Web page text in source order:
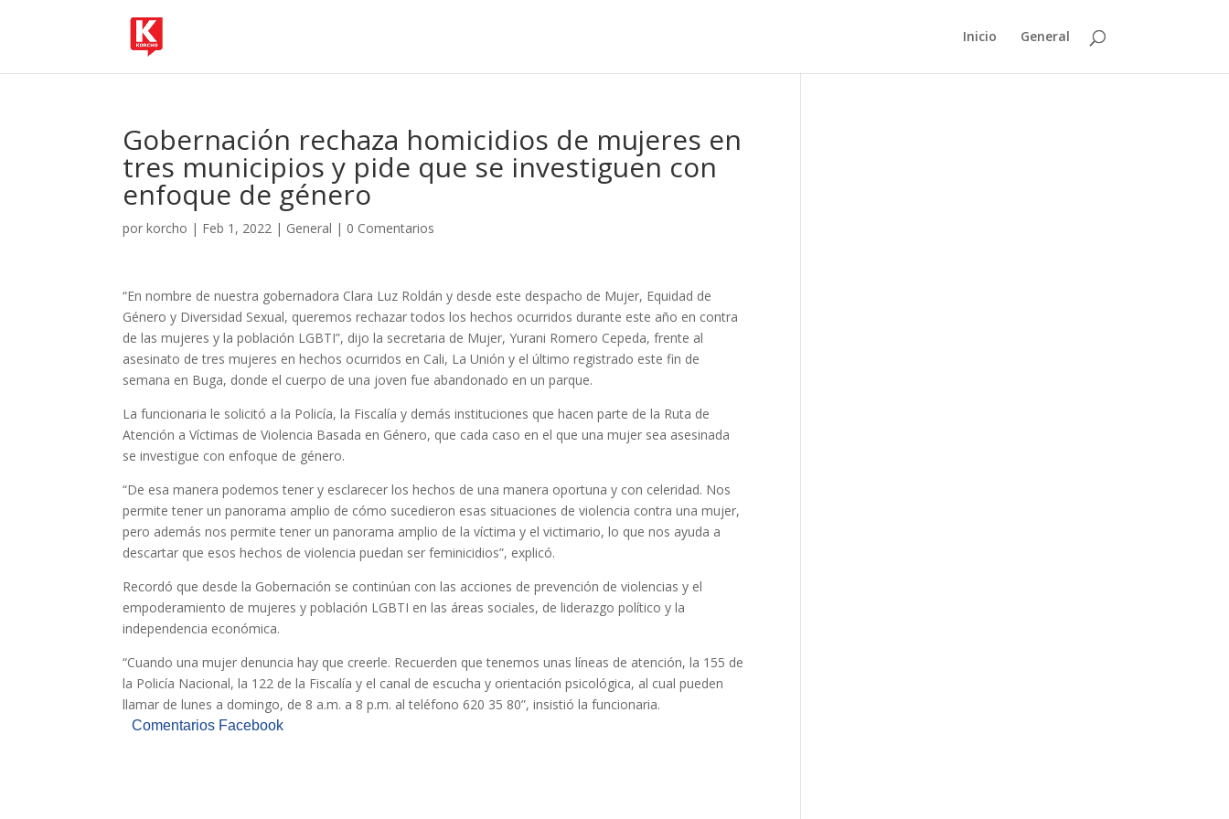
Inicio General
Gobernación rechaza homicidios de mujeres en
tres municipios y pide que se investiguen con
enfoque de género
porkorcho | Feb 1, 2022 | General | 0 Comentarios
“En nombre de nuestra gobernadora Clara Luz Roldán y desde este despacho de Mujer, Equidad de
Género y Diversidad Sexual, queremos rechazar todos los hechos ocurridos durante este año en contra
de las mujeres y la población LGBTI”, dijo la secretaria de Mujer, Yurani Romero Cepeda, frente al
asesinato de tres mujeres en hechos ocurridos en Cali, La Unión y el último registrado este fin de
semana en Buga, donde el cuerpo de una joven fue abandonado en un parque.
La funcionaria le solicitó a la Policía, la Fiscalía y demás instituciones que hacen parte de la Ruta de
Atención a Víctimas de Violencia Basada en Género, que cada caso en el que una mujer sea asesinada
se investigue con enfoque de género.
“De esa manera podemos tener y esclarecer los hechos de una manera oportuna y con celeridad. Nos
permite tener un panorama amplio de cómo sucedieron esas situaciones de violencia contra una mujer,
pero además nos permite tener un panorama amplio de la víctima y el victimario, lo que nos ayuda a
descartar que esos hechos de violencia puedan ser feminicidios”, explicó.
Recordó que desde la Gobernación se continúan con las acciones de prevención de violencias y el
empoderamiento de mujeres y población LGBTI en las áreas sociales, de liderazgo político y la
independencia económica.
“Cuando una mujer denuncia hay que creerle. Recuerden que tenemos unas líneas de atención, la 155 de
la Policía Nacional, la 122 de la Fiscalía y el canal de escucha y orientación psicológica, al cual pueden
llamar de lunes a domingo, de 8 a.m. a 8 p.m. al teléfono 620 35 80”, insistió la funcionaria.
Comentarios Facebook